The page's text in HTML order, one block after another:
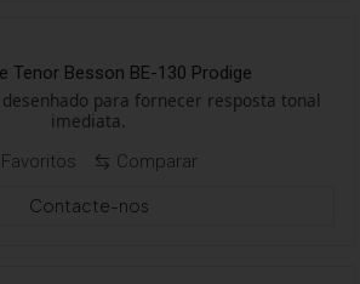
Tenor Besson BE-130 Prodige
para fornecer resposta tonal
imediata.
Favoritos
Comparar
Contacte-nos